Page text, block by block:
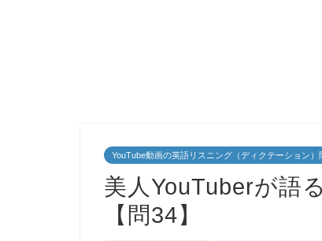
YouTube動画の英語リスニング（ディクテーション）
美人YouTuberが語
【問34】